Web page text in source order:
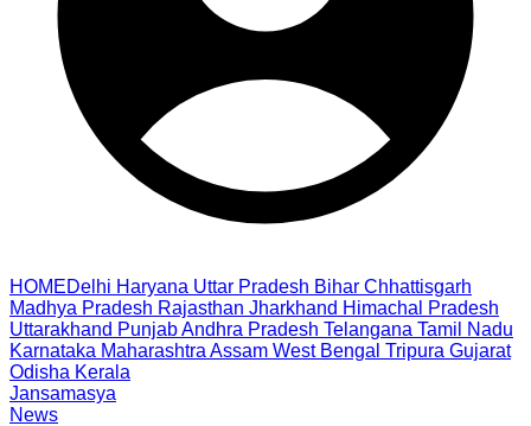
HOMEDelhi Haryana Uttar Pradesh Bihar Chhattisgarh
Madhya Pradesh Rajasthan Jharkhand Himachal Pradesh
Uttarakhand PunjabAndhra Pradesh Telangana Tamil Nadu
Karnataka Maharashtra Assam West Bengal Tripura Gujarat
Odisha Kerala
Jansamasya
News